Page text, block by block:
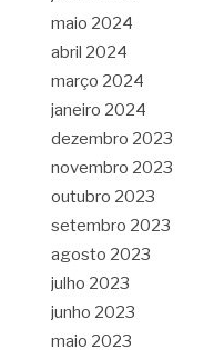
maio 2024
abril 2024
março 2024
janeiro 2024
dezembro 2023
novembro 2023
outubro 2023
setembro 2023
agosto 2023
julho 2023
junho 2023
maio 2023